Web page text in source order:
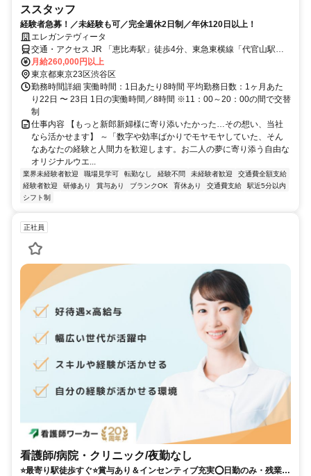
ススタッフ
経験者急募！／未経験も可／完全週休2日制／年休120日以上！
エレガンテヴィータ
交通・アクセス JR 「恵比寿駅」徒歩4分、東急東横線「代官山駅」
徒歩5分
月給260,000円以上
東京都東京23区渋谷区
勤務時間詳細 実働時間：1日あたり8時間 平均勤務日数：1ヶ月あた
り22日 〜 23日 1日の実働時間／8時間 ※11：00～20：00の間で交替
制
仕事内容 【もっと新郎新婦様に寄り添いたかった…その想い、当社
なら活かせます】 ～「数字や効率ばかりでモヤモヤしていた、そん
なあなたの経験と人間力を歓迎します。お二人の夢に寄り添う自由な
オリジナルウエ...
業界未経験者歓迎 職場見学可 転勤なし 経験不問 未経験者歓迎
交通費全額支給
経験者歓迎
研修あり 賞与あり ブランクOK 育休あり 交通費支給
駅近5分以内
シフト制
正社員
看護師/病院・クリニック/夜勤なし
⭐最寄り駅徒歩すぐ⭐賞与あり＆インセンティブ充実⭕日勤のみ・残業ほ